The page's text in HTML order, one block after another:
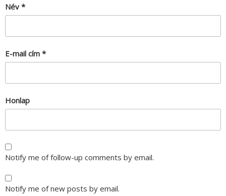
Név *
E-mail cím *
Honlap
Notify me of follow-up comments by email.
Notify me of new posts by email.